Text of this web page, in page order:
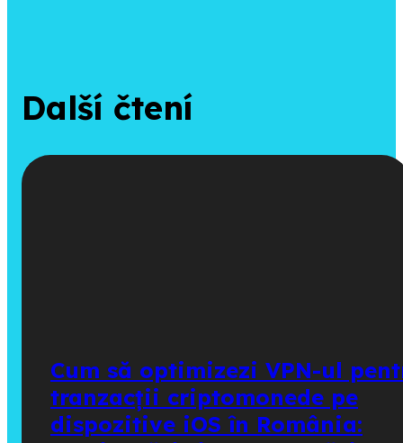
Další čtení
Cum să optimizezi VPN-ul
tranzacții criptomonede pe
dispozitive iOS în România: